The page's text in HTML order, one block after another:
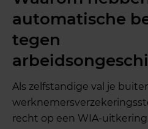
automatische
tegen
Als zelfstandige val je
recht op een WIA-